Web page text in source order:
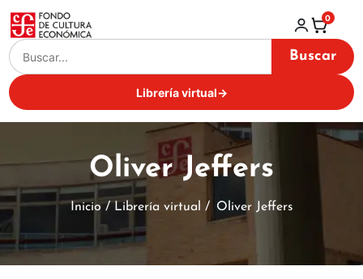
Buscar
Librería virtual→
0
Oliver Jeffers
Inicio / Librería virtual / Oliver Jeffers